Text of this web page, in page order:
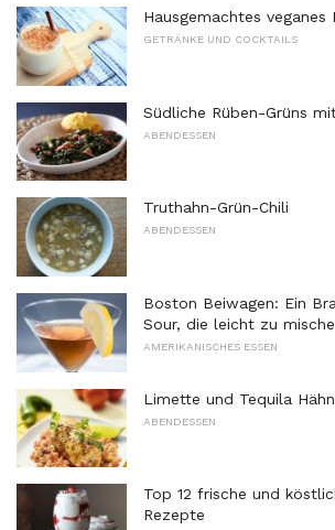
Hausgemachtes veganes
GETRÄNKE UND COCKTAILS
Südliche Rüben-Grüns
ABENDESSEN
Truthahn-Grün-Chili
ABENDESSEN
Boston Beiwagen: Ein
Sour, die leicht zu
AMERIKANISCHES ESSEN
Limette und Tequila
ABENDESSEN
Top 12 frische und
Rezepte